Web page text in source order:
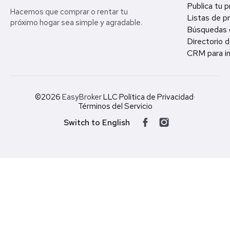
Hacemos que comprar o rentar tu
próximo hogar sea simple y agradable.
Publica tu
Listas de
Búsquedas
Directorio
CRM para
©2026 EasyBrokerLLC·Política de Privacidad·
Términos del Servicio
Switch to English